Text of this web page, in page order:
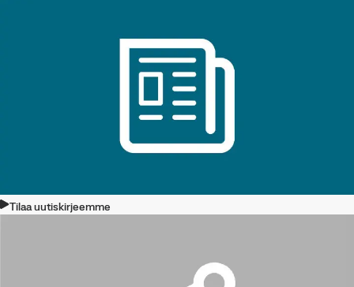
Tilaa uutiskirjeemme